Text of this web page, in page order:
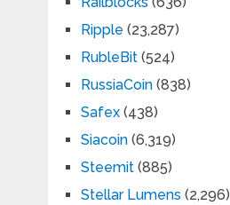
Ripple (23,287)
RubleBit(524)
RussiaCoin(838)
Safex(438)
Siacoin(6,319)
Steemit(885)
Stellar Lumens (2,296)